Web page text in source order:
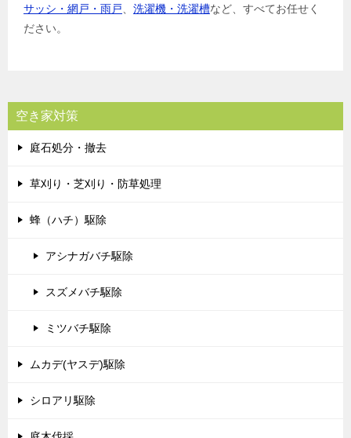
サッシ・網戸・雨戸、 洗濯機・洗濯槽など、すべてお任せく
ださい。
空き家対策
庭石処分・撤去
草刈り・芝刈り・防草処理
蜂（ハチ）駆除
アシナガバチ駆除
スズメバチ駆除
ミツバチ駆除
ムカデ(ヤスデ)駆除
シロアリ駆除